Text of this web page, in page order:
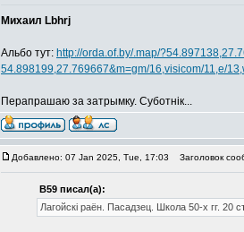
Михаил Lbhrj
Альбо тут: http://orda.of.by/.map/
54.898199,27.769667&m=gm/16,visicom/11,e/
Перапрашаю за затрымку. Суботнік...
Добавлено: 07 Jan 2025, Tue, 17:03 Заголовок
В59 писал(а):
Лагойскі раён. Пасадзец. Школа 50-х гг. 20